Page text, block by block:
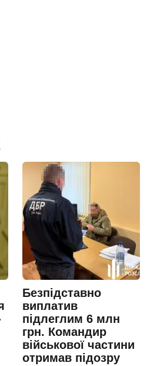
Безпідставно
виплатив
підлеглим 6 млн
грн. Командир
військової частини
отримав підозру